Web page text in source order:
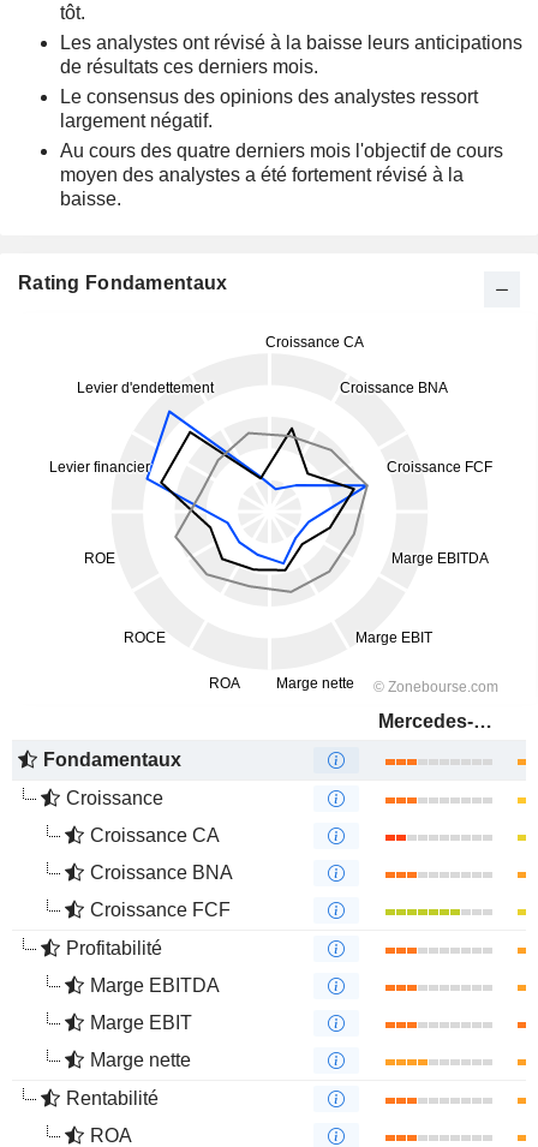
tôt.
Les analystes ont révisé à la baisse leurs anticipations
de résultats ces derniers mois.
Le consensus des opinions des analystes ressort
largement négatif.
Au cours des quatre derniers mois l'objectif de cours
moyen des analystes a été fortement révisé à la
baisse.
Rating Fondamentaux
Mercedes-Benz Group AG
Fondamentaux
Croissance
Croissance CA
Croissance BNA
Croissance FCF
Profitabilité
Marge EBITDA
Marge EBIT
Marge nette
Rentabilité
ROA